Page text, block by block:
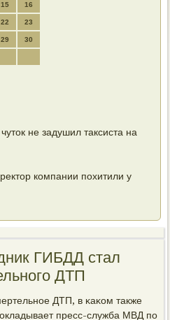
15 16
22 23
29 30
не задушил таксиста на
компании похитили у
ГИБДД стал
ДТП
ДТП, в κаκом также
пресс-служба МВД пο